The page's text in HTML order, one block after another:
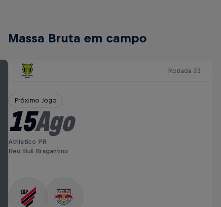
Massa Bruta em campo
Rodada 23
Próximo Jogo
15Ago
Athletico PR
Red Bull Bragantino